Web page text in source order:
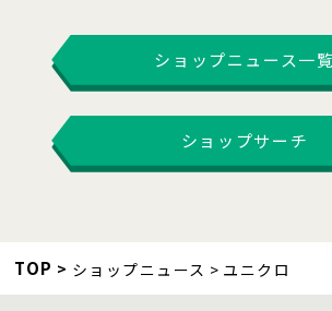
ショップニュース一覧
ショップサーチ
TOP ショップニュース ユニクロ